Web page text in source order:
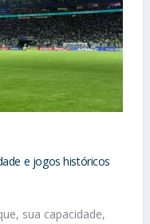
e jogos históricos
sua capacidade,